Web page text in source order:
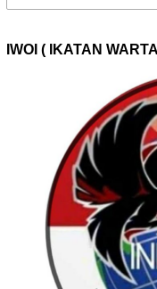
untuk:
IWOI ( IKATAN